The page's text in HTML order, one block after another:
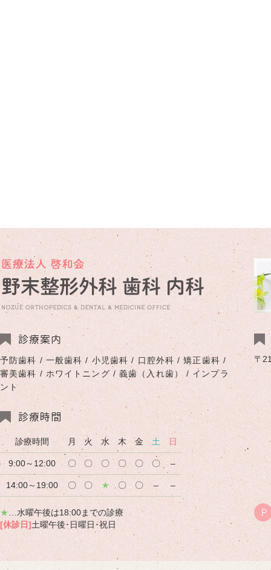
診療案内
予防歯科 / 一般歯科 / 小児歯科 / 口腔外科 / 矯正歯科 /
審美歯科 / ホワイトニング / 義歯（入れ歯） / インプラ
ント
診療時間
診療時間 月 火 水 木 金 土 日
9:00～12:00 〇 〇 〇 〇 〇 〇 –
14:00～19:00 〇 〇 ★ 〇 〇 – –
★ …水曜午後は18:00までの診療
[休診日]土曜午後･日曜日･祝日
〒
P